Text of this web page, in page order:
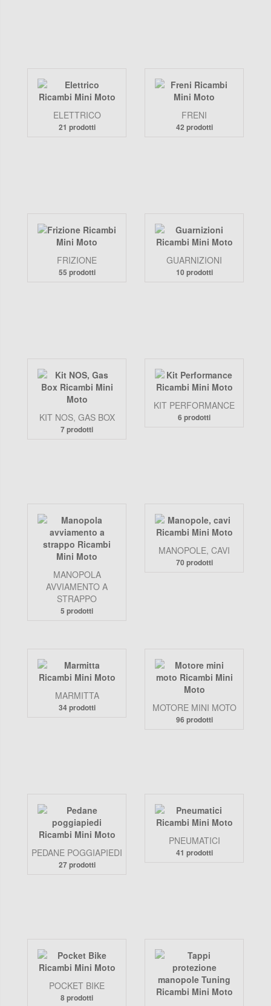
ELETTRICO
21 prodotti
FRENI
42 prodotti
FRIZIONE
55 prodotti
GUARNIZIONI
10 prodotti
KIT NOS, GAS BOX
7 prodotti
KIT PERFORMANCE
6 prodotti
MANOPOLA
AVVIAMENTO A
STRAPPO
5 prodotti
MANOPOLE, CAVI
70 prodotti
MARMITTA
34 prodotti MOTORE MINI MOTO
96 prodotti
PEDANE POGGIAPIEDI
27 prodotti
PNEUMATICI
41 prodotti
POCKET BIKE
8 prodotti